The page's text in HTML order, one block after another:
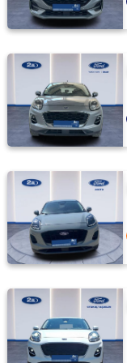
Jaecoo
KIA
LANCIA
MAN
MERCEDES-
BENZ
MITSUBISHI
MOTORSIKLET
NISSAN
OPEL
RENAULT
SEAT
SKODA